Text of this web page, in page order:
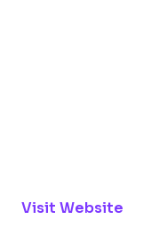
Opens new window
Visit Website